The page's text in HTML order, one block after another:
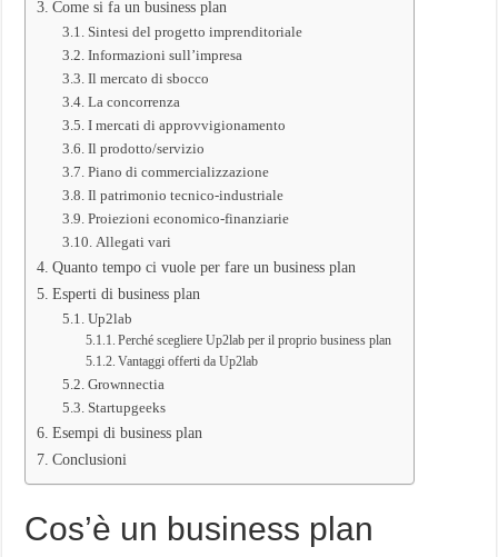
Come si fa un business plan
Sintesi del progetto imprenditoriale
Informazioni sull’impresa
Il mercato di sbocco
La concorrenza
I mercati di approvvigionamento
Il prodotto/servizio
Piano di commercializzazione
Il patrimonio tecnico-industriale
Proiezioni economico-finanziarie
Allegati vari
Quanto tempo ci vuole per fare un business plan
Esperti di business plan
Up2lab
Perché scegliere Up2lab per il proprio business plan
Vantaggi offerti da Up2lab
Grownnectia
Startupgeeks
Esempi di business plan
Conclusioni
Cos’è un business plan